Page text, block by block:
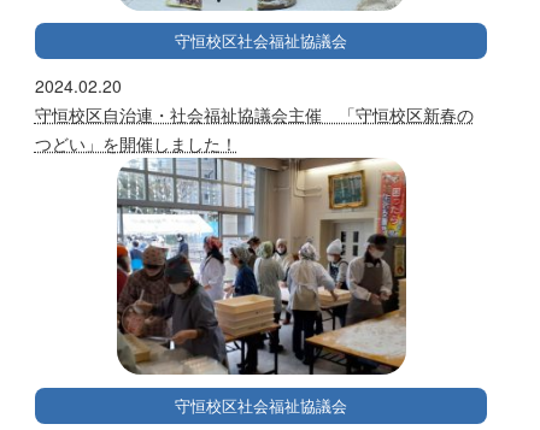
守恒校区社会福祉協議会
2024.02.20
守恒校区自治連・社会福祉協議会主催 「守恒校区新春の
つどい」を開催しました！
守恒校区社会福祉協議会